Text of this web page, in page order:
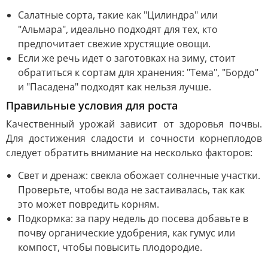
Салатные сорта, такие как "Цилиндра" или
"Альмара", идеально подходят для тех, кто
предпочитает свежие хрустящие овощи.
Если же речь идет о заготовках на зиму, стоит
обратиться к сортам для хранения: "Тема", "Бордо"
и "Пасадена" подходят как нельзя лучше.
Правильные условия для роста
Качественный урожай зависит от здоровья почвы.
Для достижения сладости и сочности корнеплодов
следует обратить внимание на несколько факторов:
Свет и дренаж: свекла обожает солнечные участки.
Проверьте, чтобы вода не застаивалась, так как
это может повредить корням.
Подкормка: за пару недель до посева добавьте в
почву органические удобрения, как гумус или
компост, чтобы повысить плодородие.